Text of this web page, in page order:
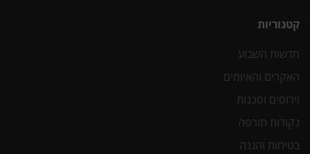
קטגוריות
חדשות השבוע
האקרים והאיומים
וירוסים וסכנות
נקודות תורפה
בטיחות והגנה